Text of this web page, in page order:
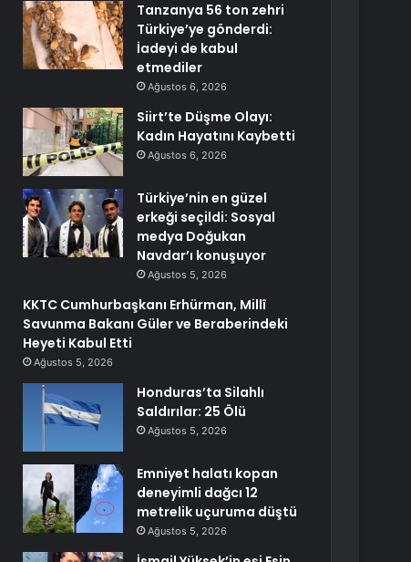
Tanzanya 56 ton zehri
Türkiye’ye gönderdi:
İadeyi de kabul
etmediler
Ağustos 6, 2026
Siirt’te Düşme Olayı:
Kadın Hayatını Kaybetti
Ağustos 6, 2026
Türkiye’nin en güzel
erkeği seçildi: Sosyal
medya Doğukan
Navdar’ı konuşuyor
Ağustos 5, 2026
KKTC Cumhurbaşkanı Erhürman, Millî
Savunma Bakanı Güler ve Beraberindeki
Heyeti Kabul Etti
Ağustos 5, 2026
Honduras’ta Silahlı
Saldırılar: 25 Ölü
Ağustos 5, 2026
Emniyet halatı kopan
deneyimli dağcı 12
metrelik uçuruma düştü
Ağustos 5, 2026